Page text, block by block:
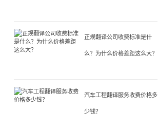
正规翻译公司收费标准是什
么？为什么价格差距这么大？
汽车工程翻译服务收费价格多
少钱？